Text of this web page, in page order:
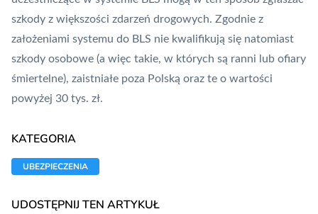
szkody z większości zdarzeń drogowych. Zgodnie z
założeniami systemu do BLS nie kwalifikują się natomiast
szkody osobowe (a więc takie, w których są ranni lub ofiary
śmiertelne), zaistniałe poza Polską oraz te o wartości
powyżej 30 tys. zł.
KATEGORIA
UBEZPIECZENIA
UDOSTĘPNIJ TEN ARTYKUŁ